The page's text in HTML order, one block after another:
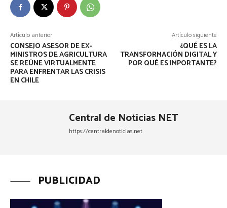
Artículo anterior
CONSEJO ASESOR DE EX-
MINISTROS DE AGRICULTURA
SE REÚNE VIRTUALMENTE
PARA ENFRENTAR LAS CRISIS
EN CHILE
Artículo siguiente
¿QUÉ ES LA
TRANSFORMACIÓN DIGITAL Y
POR QUÉ ES IMPORTANTE?
Central de Noticias NET
https://centraldenoticias.net
PUBLICIDAD